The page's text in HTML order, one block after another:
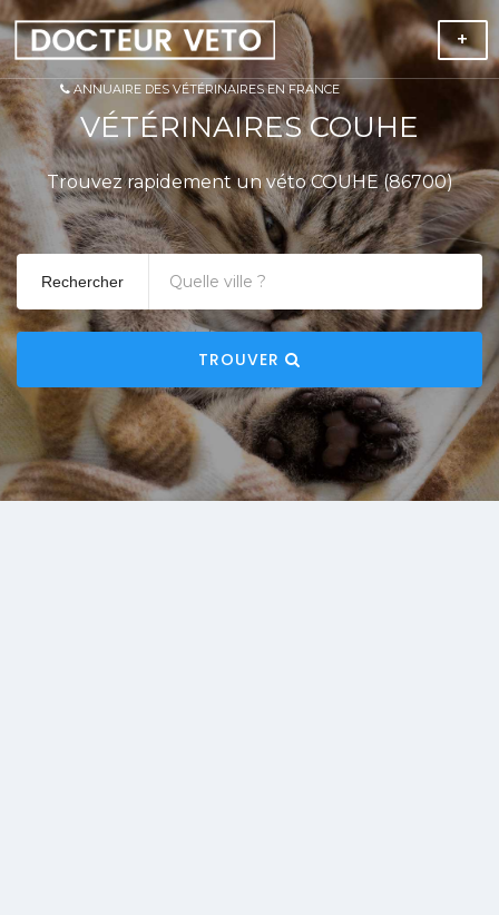
+
ANNUAIRE DES VÉTÉRINAIRES EN FRANCE
VÉTÉRINAIRES COUHE
Trouvez rapidement un véto COUHE (86700)
Rechercher
TROUVER